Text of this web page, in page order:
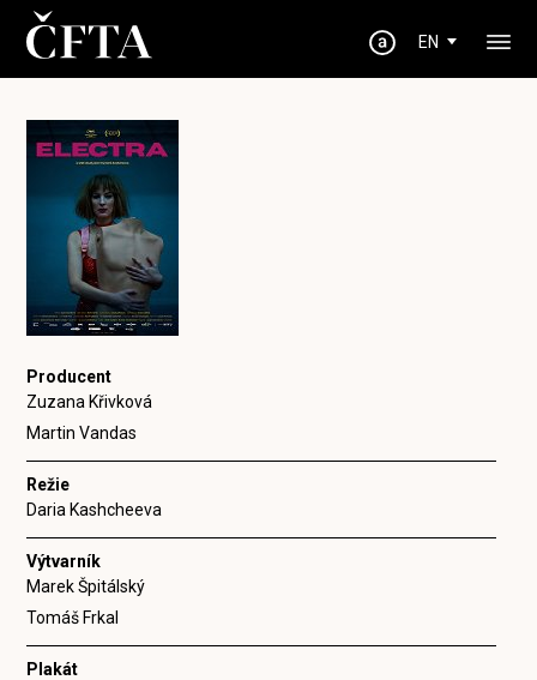
EN
Producent
Zuzana Křivková
Martin Vandas
Režie
Daria Kashcheeva
Výtvarník
Marek Špitálský
Tomáš Frkal
Plakát